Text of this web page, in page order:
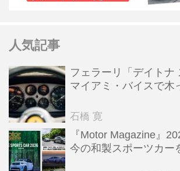
人気記事
フェラーリ「デイトナ
マイアミ・バイスで木
石橋 寛
『Motor Magazine』
今の和製スポーツカー